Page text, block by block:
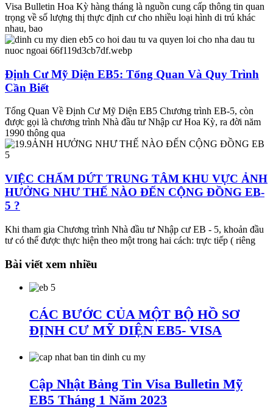
Visa Bulletin Hoa Kỳ hàng tháng là nguồn cung cấp thông tin quan
trọng về số lượng thị thực định cư cho nhiều loại hình di trú khác
nhau, bao
Định Cư Mỹ Diện EB5: Tổng Quan Và Quy Trình
Cần Biết
Tổng Quan Về Định Cư Mỹ Diện EB5 Chương trình EB-5, còn
được gọi là chương trình Nhà đầu tư Nhập cư Hoa Kỳ, ra đời năm
1990 thông qua
VIỆC CHẤM DỨT TRUNG TÂM KHU VỰC ẢNH
HƯỞNG NHƯ THẾ NÀO ĐẾN CỘNG ĐỒNG EB-
5 ?
Khi tham gia Chương trình Nhà đầu tư Nhập cư EB - 5, khoản đầu
tư có thể được thực hiện theo một trong hai cách: trực tiếp ( riêng
Bài viết xem nhiều
CÁC BƯỚC CỦA MỘT BỘ HỒ SƠ
ĐỊNH CƯ MỸ DIỆN EB5- VISA
Cập Nhật Bảng Tin Visa Bulletin Mỹ
EB5 Tháng 1 Năm 2023